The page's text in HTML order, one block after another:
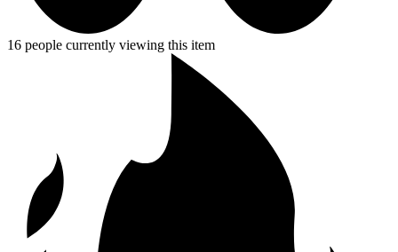
16 people currently viewing this item